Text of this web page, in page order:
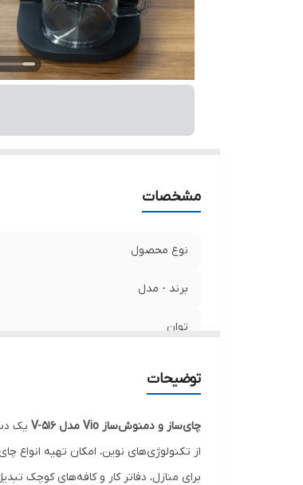
مشخصات
نوع محصول
برند - مدل
توان
فیلتر
توضیحات
چای‌ساز و دمنوش‌ساز Vio مدل V-516 یک
از تکنولوژی‌های نوین، امکان تهیه
برای منازل، دفاتر کار و کافه‌های کوچک